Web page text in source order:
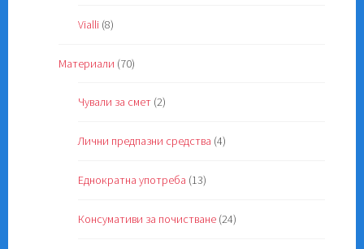
Vialli (8)
Материали (70)
Чували за смет (2)
Лични предпазни средства (4)
Еднократна употреба (13)
Консумативи за почистване (24)